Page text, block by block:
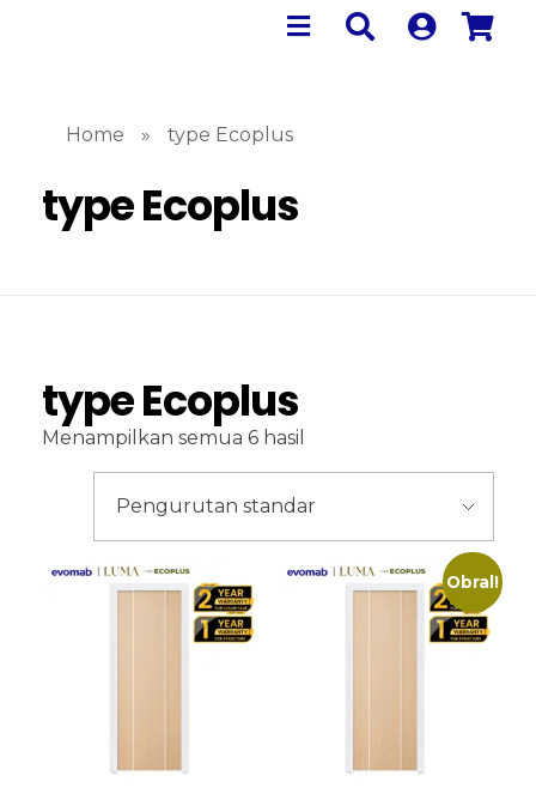
Home » type Ecoplus
type Ecoplus
type Ecoplus
Menampilkan semua 6 hasil
Obral!